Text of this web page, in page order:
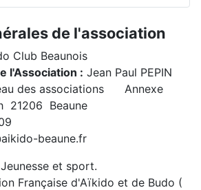
de l'association
Club Beaunois
l'Association : Jean Paul PEPIN
des associations Annexe
21206 Beaune
beaune.fr
et sport.
Française d'Aïkido et de Budo (